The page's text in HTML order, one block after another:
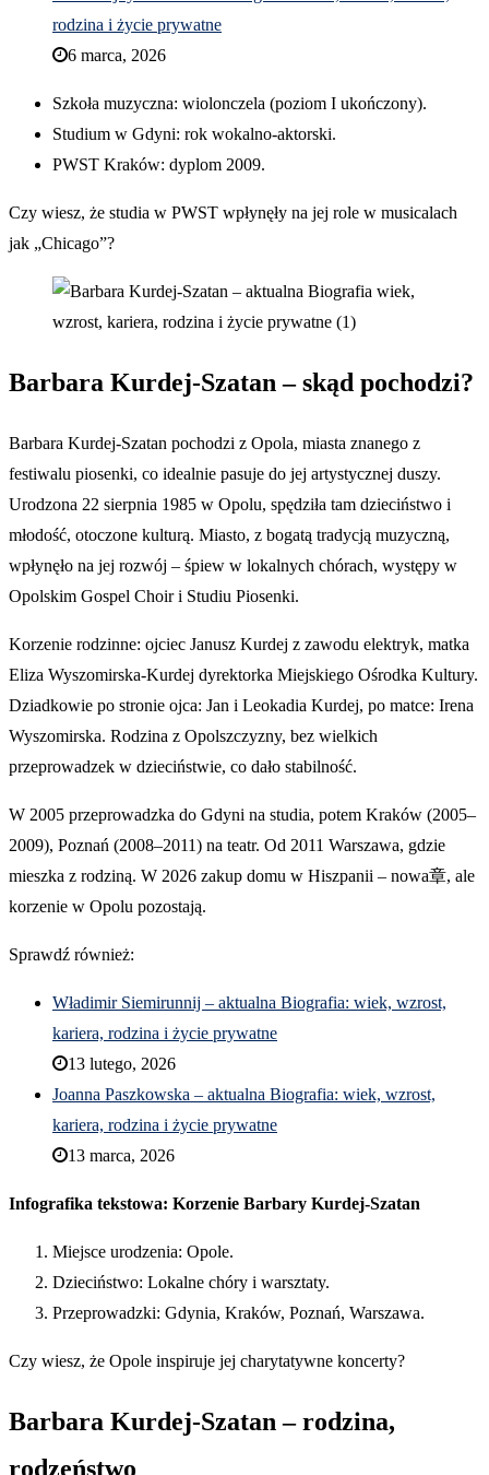
rodzina i życie prywatne
6 marca, 2026
Szkoła muzyczna: wiolonczela (poziom I ukończony).
Studium w Gdyni: rok wokalno-aktorski.
PWST Kraków: dyplom 2009.
Czy wiesz, że studia w PWST wpłynęły na jej role w musicalach
jak „Chicago”?
Barbara Kurdej-Szatan – skąd pochodzi?
Barbara Kurdej-Szatan pochodzi z Opola, miasta znanego z
festiwalu piosenki, co idealnie pasuje do jej artystycznej duszy.
Urodzona 22 sierpnia 1985 w Opolu, spędziła tam dzieciństwo i
młodość, otoczone kulturą. Miasto, z bogatą tradycją muzyczną,
wpłynęło na jej rozwój – śpiew w lokalnych chórach, występy w
Opolskim Gospel Choir i Studiu Piosenki.
Korzenie rodzinne: ojciec Janusz Kurdej z zawodu elektryk, matka
Eliza Wyszomirska-Kurdej dyrektorka Miejskiego Ośrodka Kultury.
Dziadkowie po stronie ojca: Jan i Leokadia Kurdej, po matce: Irena
Wyszomirska. Rodzina z Opolszczyzny, bez wielkich
przeprowadzek w dzieciństwie, co dało stabilność.
W 2005 przeprowadzka do Gdyni na studia, potem Kraków (2005–
2009), Poznań (2008–2011) na teatr. Od 2011 Warszawa, gdzie
mieszka z rodziną. W 2026 zakup domu w Hiszpanii – nowa章, ale
korzenie w Opolu pozostają.
Sprawdź również:
Władimir Siemirunnij – aktualna Biografia: wiek, wzrost,
kariera, rodzina i życie prywatne
13 lutego, 2026
Joanna Paszkowska – aktualna Biografia: wiek, wzrost,
kariera, rodzina i życie prywatne
13 marca, 2026
Infografika tekstowa: Korzenie Barbary Kurdej-Szatan
Miejsce urodzenia: Opole.
Dzieciństwo: Lokalne chóry i warsztaty.
Przeprowadzki: Gdynia, Kraków, Poznań, Warszawa.
Czy wiesz, że Opole inspiruje jej charytatywne koncerty?
Barbara Kurdej-Szatan – rodzina,
rodzeństwo